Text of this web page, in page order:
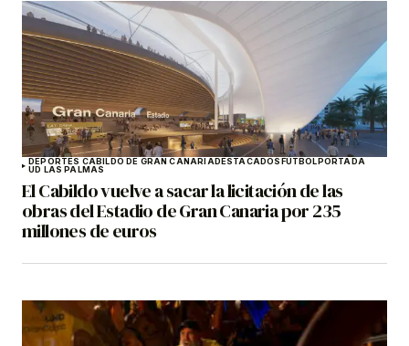
DEPORTES CABILDO DE GRAN CANARIADESTACADOSFÚTBOLPORTADA
UD LAS PALMAS
El Cabildo vuelve a sacar la licitación de las
obras del Estadio de Gran Canaria por 235
millones de euros